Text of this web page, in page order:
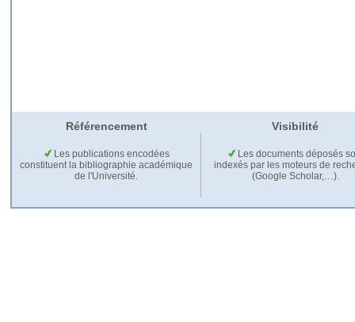
Référencement Visibilité
Les publications encodées
constituent la bibliographie académique
de l'Université.
Les documents déposés
indexés par les moteurs de
(Google Scholar,…).